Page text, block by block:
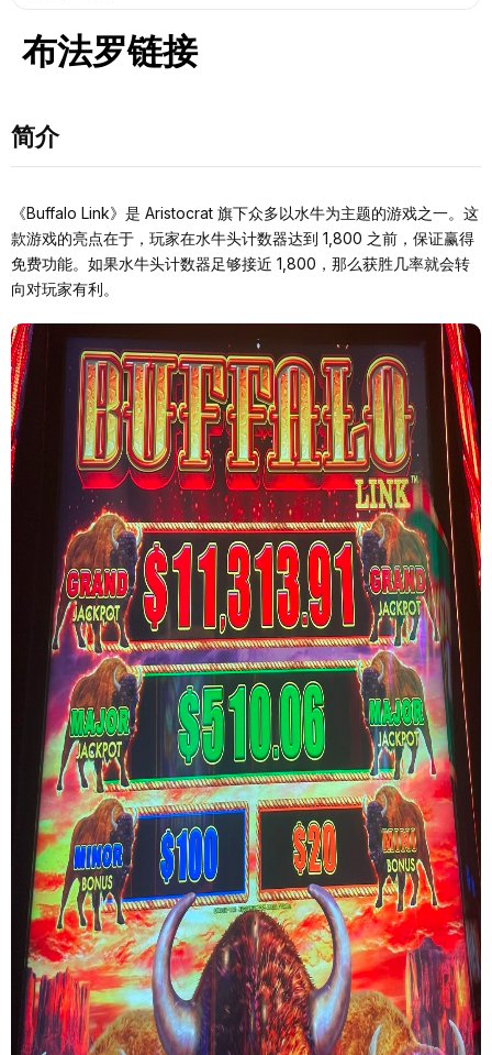
布法罗链接
简介
《Buffalo Link》是 Aristocrat 旗下众多以水牛为主题的游戏之一。这
款游戏的亮点在于，玩家在水牛头计数器达到 1,800 之前，保证赢得
免费功能。如果水牛头计数器足够接近 1,800，那么获胜几率就会转
向对玩家有利。